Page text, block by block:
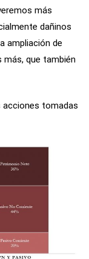
más
dañinos
ampliación de
más, que también
acciones tomadas